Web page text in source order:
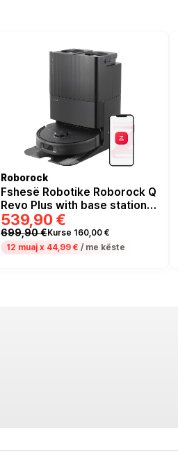
Roborock
Fshesë Robotike Roborock Q
Revo Plus with base station
7000 Pa - Zezë
539,90 €
699,90 €Kurse 160,00 €
12 muaj x 44,99 € / me këste